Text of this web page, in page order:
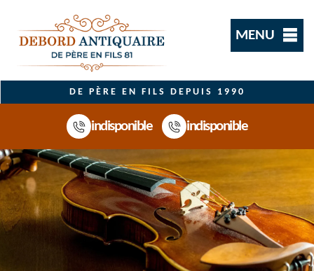
MENU
DE PÈRE EN FILS DEPUIS 1990
indisponible indisponible